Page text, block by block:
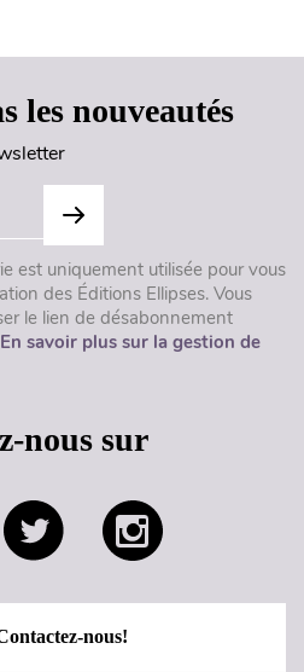
les nouveautés
est uniquement utilisée pour vous
des Éditions Ellipses. Vous
le lien de désabonnement
En savoir plus sur la gestion de
nous sur
nous!